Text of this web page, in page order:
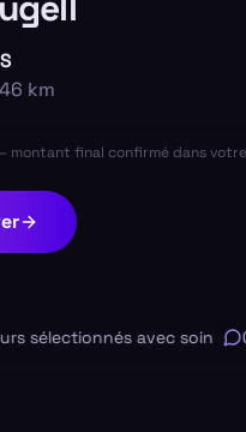
km
montant final confirmé dans
sélectionnés avec soin